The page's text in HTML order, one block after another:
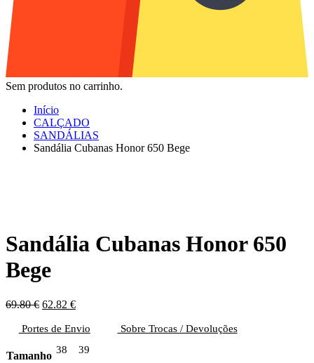
Sem produtos no carrinho.
Início
CALÇADO
SANDÁLIAS
Sandália Cubanas Honor 650 Bege
Sandália Cubanas Honor 650
Bege
69.80€ O
original
69.80 €.
62.82 €O
atual
62.82 €.
Portes de Envio Sobre Trocas / Devoluções
Tamanho 38 39